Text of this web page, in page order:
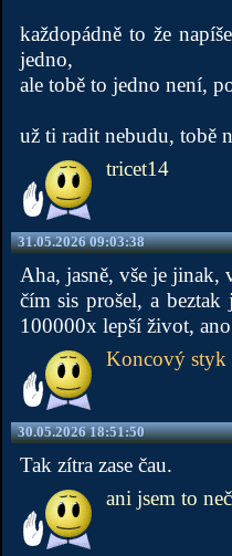
každopádně to že
jedno,
ale tobě to jedno není,
už ti radit nebudu, tobě
tricet14
31.05.2026 09:03:38
Aha, jasně, vše je jinak,
čím sis prošel, a
100000x lepší život, ano
Koncový
30.05.2026 18:51:50
Tak zítra zase čau.
ani jsem to